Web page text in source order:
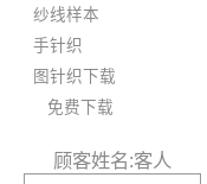
纱线样本
手针织
图针织下载
免费下载
顾客姓名:客人